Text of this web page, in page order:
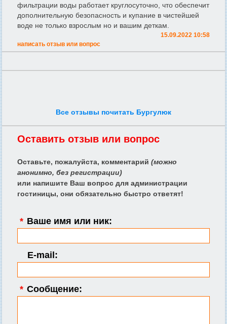
фильтрации воды работает круглосуточно, что обеспечит
дополнительную безопасность и купание в чистейшей
воде не только взрослым но и вашим деткам.
15.09.2022 10:58
написать отзыв или вопрос
Все отзывы почитать Бургулюк
Оставить отзыв или вопрос
Оставьте, пожалуйста, комментарий (можно
анонимно, без регистрации)
или напишите Ваш вопрос для администрации
гостиницы, они обязательно быстро ответят!
* Ваше имя или ник:
E-mail:
* Сообщение: